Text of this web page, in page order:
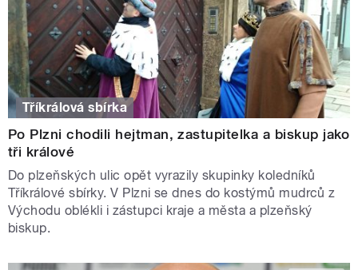
Tříkrálová sbírka
Po Plzni chodili hejtman, zastupitelka a biskup jako
tři králové
Do plzeňských ulic opět vyrazily skupinky koledníků
Tříkrálové sbírky. V Plzni se dnes do kostýmů mudrců z
Východu oblékli i zástupci kraje a města a plzeňský
biskup.